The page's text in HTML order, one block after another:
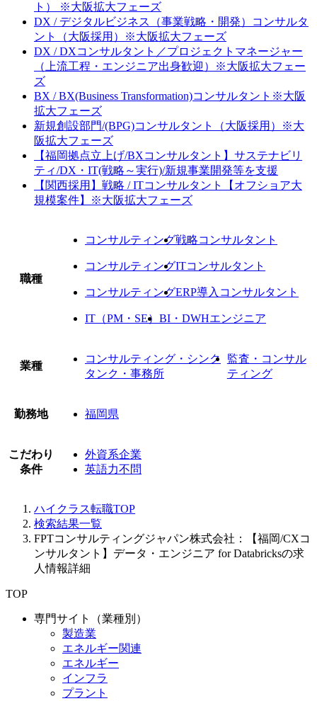
ト） ※大阪拡大フェーズ
DX / デジタルビジネス（事業戦略・開発）コンサルタ
ント（大阪採用）※大阪拡大フェーズ
DX / DXコンサルタント／プロジェクトマネージャー
（上流工程・エンジニア出身歓迎）※大阪拡大フェー
ズ
BX / BX(Business Transformation)コンサルタント※大阪
拡大フェーズ
新規創設部門/(BPG)コンサルタント（大阪採用）※大
阪拡大フェーズ
【福岡拠点立上げ/BXコンサルタント】サステナビリ
ティ/DX・IT(戦略～実行)/新規事業開発等を支援
【関西採用】戦略 / ITコンサルタント【オフショア大
規模案件】※大阪拡大フェーズ
職種
コンサルティング戦略コンサルタント
コンサルティングITコンサルタント
コンサルティングERP導入コンサルタント
IT（PM・SE） BI・DWHエンジニア
業種
コンサルティング・シンク
タンク・事務所
監査・コンサル
ティング
勤務地 福岡県
こだわり
条件
外資系企業
英語力不問
ハイクラス転職TOP
検索結果一覧
FPTコンサルティングジャパン株式会社：【福岡/CXコ
ンサルタント】データ・エンジニア for Databricksの求
人情報詳細
TOP
専門サイト（業種別）
製造業
エネルギー関連
エネルギー
インフラ
プラント